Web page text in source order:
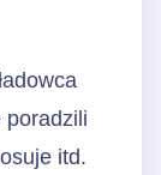
poradzili
itd.